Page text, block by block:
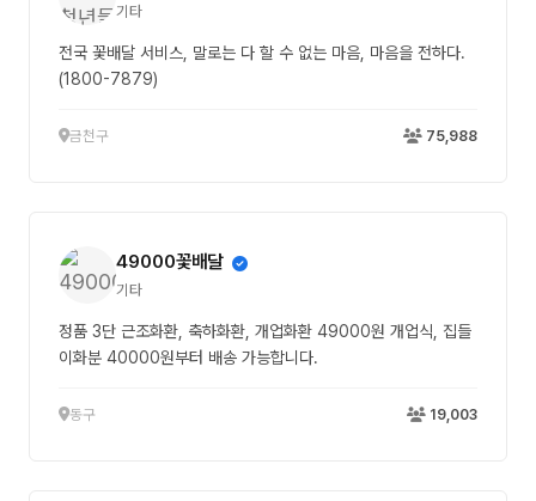
기타
전국 꽃배달 서비스, 말로는 다 할 수 없는 마음, 마음을 전하다.
(1800-7879)
금천구 75,988
49000꽃배달
기타
정품 3단 근조화환, 축하화환, 개업화환 49000원 개업식, 집들
이화분 40000원부터 배송 가능합니다.
동구 19,003